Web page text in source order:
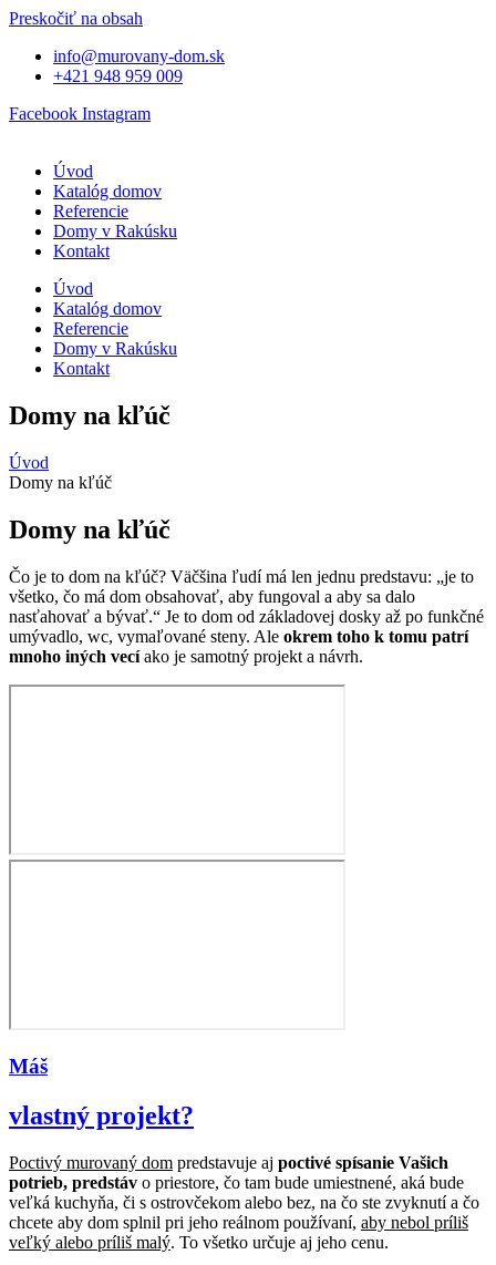
Preskočiť na obsah
info@murovany-dom.sk
+421 948 959 009
Facebook Instagram
Úvod
Katalóg domov
Referencie
Domy v Rakúsku
Kontakt
Úvod
Katalóg domov
Referencie
Domy v Rakúsku
Kontakt
Domy na kľúč
Úvod
Domy na kľúč
Domy na kľúč
Čo je to dom na kľúč? Väčšina ľudí má len jednu predstavu: „je to
všetko, čo má dom obsahovať, aby fungoval a aby sa dalo
nasťahovať a bývať.“ Je to dom od základovej dosky až po funkčné
umývadlo, wc, vymaľované steny. Ale okrem toho k tomu patrí
mnoho iných vecíako je samotný projekt a návrh.
Máš
vlastný projekt?
Poctivý murovaný dom predstavuje aj poctivé spísanie Vašich
potrieb, predstáv o priestore, čo tam bude umiestnené, aká bude
veľká kuchyňa, či s ostrovčekom alebo bez, na čo ste zvyknutí a čo
chcete aby dom splnil pri jeho reálnom používaní, aby nebol príliš
veľký alebo príliš malý. To všetko určuje aj jeho cenu.